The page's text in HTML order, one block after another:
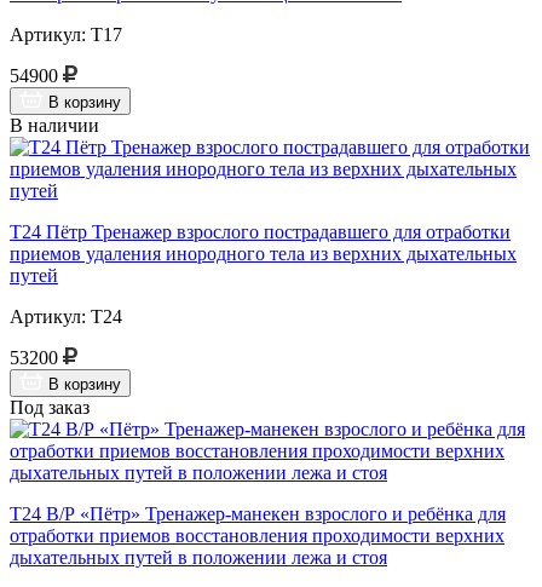
Артикул: Т17
54900
В корзину
В наличии
Т24 Пётр Тренажер взрослого пострадавшего для отработки
приемов удаления инородного тела из верхних дыхательных
путей
Артикул: Т24
53200
В корзину
Под заказ
Т24 В/Р «Пётр» Тренажер-манекен взрослого и ребёнка для
отработки приемов восстановления проходимости верхних
дыхательных путей в положении лежа и стоя